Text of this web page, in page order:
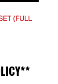
(FULL